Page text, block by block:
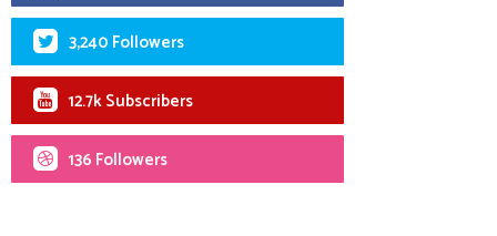
3,240 Followers
12.7k Subscribers
136 Followers